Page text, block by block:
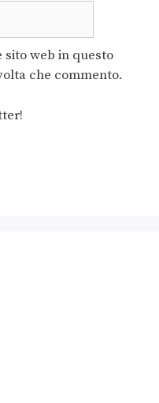
sito web in questo
che commento.